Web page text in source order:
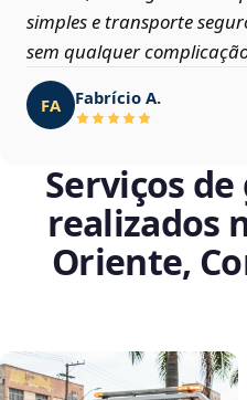
simples e transporte
sem qualquer
FA Fabrício A.
Serviços
realizados
Oriente,